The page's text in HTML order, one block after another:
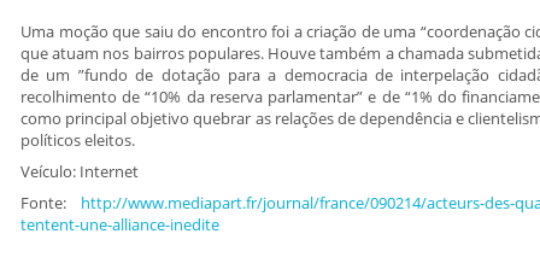
Uma moção que saiu do encontro foi a criação de uma “coordenação
que atuam nos bairros populares. Houve também a chamada
de um ”fundo de dotação para a democracia de interpelação
recolhimento de “10% da reserva parlamentar” e de “1% do
como principal objetivo quebrar as relações de dependência e
políticos eleitos.
Veículo: Internet
Fonte: http://www.mediapart.fr/journal/france/090214/acteurs-des-
tentent-une-alliance-inedite